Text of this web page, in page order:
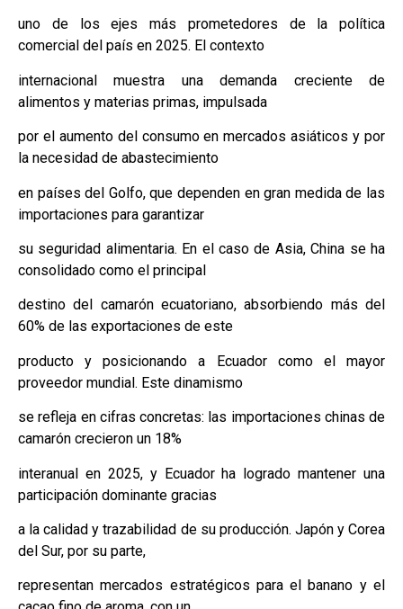
uno de los ejes más prometedores de la política
comercial del país en 2025. El contexto
internacional muestra una demanda creciente de
alimentos y materias primas, impulsada
por el aumento del consumo en mercados asiáticos y por
la necesidad de abastecimiento
en países del Golfo, que dependen en gran medida de las
importaciones para garantizar
su seguridad alimentaria. En el caso de Asia, China se ha
consolidado como el principal
destino del camarón ecuatoriano, absorbiendo más del
60% de las exportaciones de este
producto y posicionando a Ecuador como el mayor
proveedor mundial. Este dinamismo
se refleja en cifras concretas: las importaciones chinas de
camarón crecieron un 18%
interanual en 2025, y Ecuador ha logrado mantener una
participación dominante gracias
a la calidad y trazabilidad de su producción. Japón y Corea
del Sur, por su parte,
representan mercados estratégicos para el banano y el